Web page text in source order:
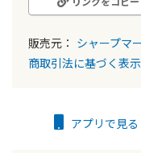
販売元： シャープマ
商取引法に基づく表示
アプリで見る